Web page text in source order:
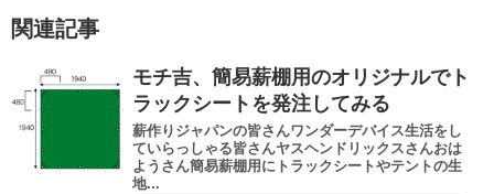
関連記事
モチ吉、簡易薪棚用のオリジナルでト
ラックシートを発注してみる
薪作りジャパンの皆さんワンダーデバイス生活をし
ていらっしゃる皆さんヤスヘンドリックスさんおは
ようさん簡易薪棚用にトラックシートやテントの生
地...